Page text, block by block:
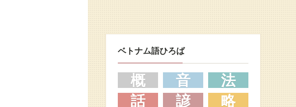
ベトナム語ひろば
概 音
法
話
諺 略